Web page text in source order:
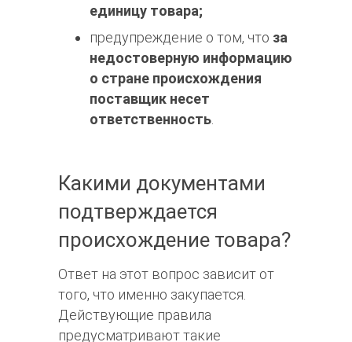
единицу товара;
предупреждение о том, что за
недостоверную информацию
о стране происхождения
поставщик несет
ответственность.
Какими документами
подтверждается
происхождение товара?
Ответ на этот вопрос зависит от
того, что именно закупается.
Действующие правила
предусматривают такие